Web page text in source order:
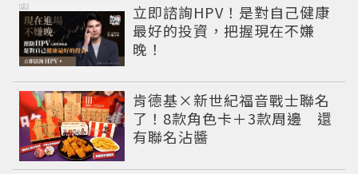
立即諮詢HPV！是對自己健康
最好的投資，把握現在不嫌
晚！
PR
肯德基×新世紀福音戰士聯名
了！8款角色卡＋3款周邊 還
有聯名沾醬